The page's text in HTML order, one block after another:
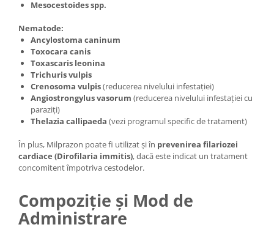
Mesocestoides spp.
Nematode:
Ancylostoma caninum
Toxocara canis
Toxascaris leonina
Trichuris vulpis
Crenosoma vulpis(reducerea nivelului infestației)
Angiostrongylus vasorum (reducerea nivelului infestației cu
paraziți)
Thelazia callipaeda (vezi programul specific de tratament)
În plus, Milprazon poate fi utilizat și în prevenirea filariozei
cardiace (Dirofilaria immitis), dacă este indicat un tratament
concomitent împotriva cestodelor.
Compoziție și Mod de
Administrare